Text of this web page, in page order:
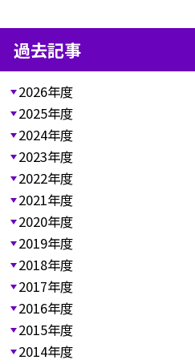
過去記事
2026年度
2025年度
2024年度
2023年度
2022年度
2021年度
2020年度
2019年度
2018年度
2017年度
2016年度
2015年度
2014年度